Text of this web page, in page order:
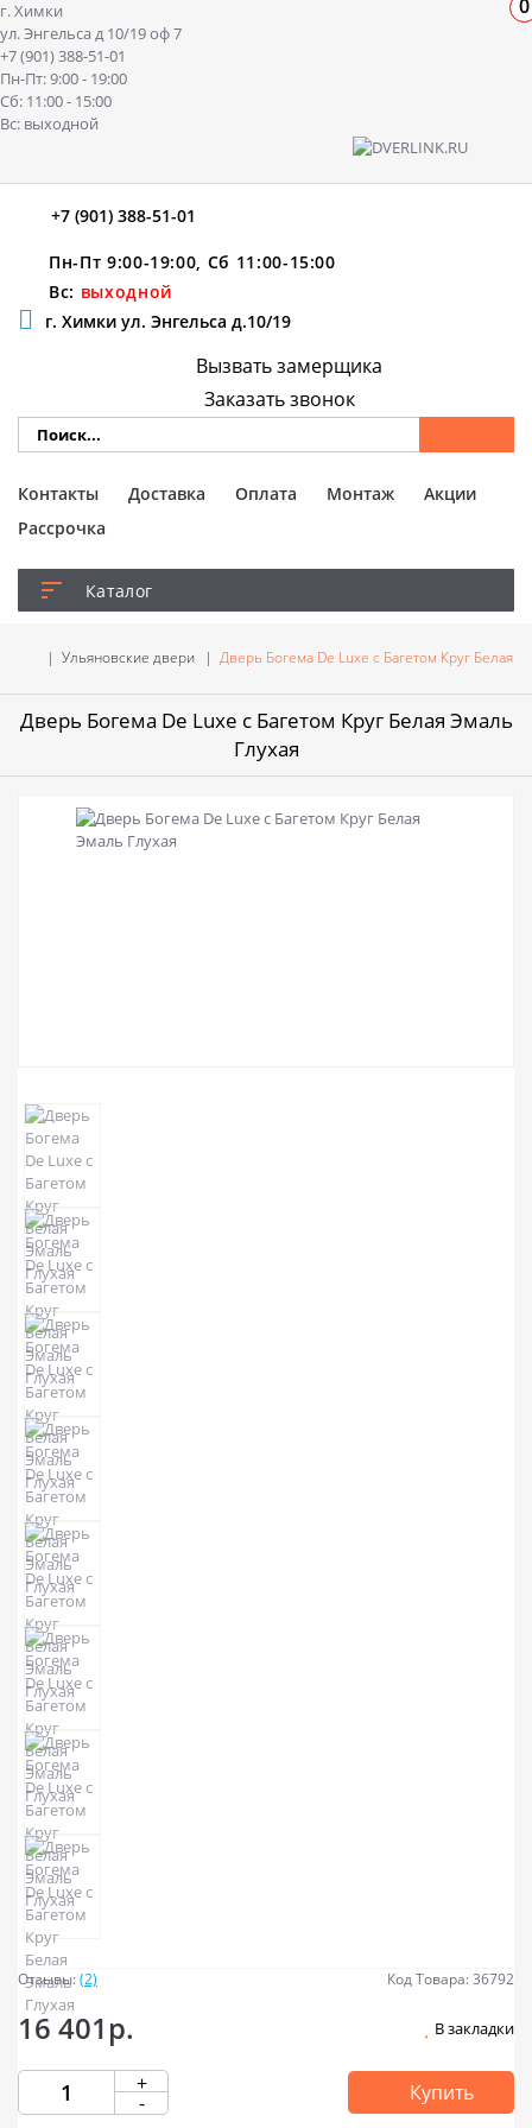
г. Химки
ул. Энгельса д 10/19 оф 7
+7 (901) 388-51-01
Пн-Пт: 9:00 - 19:00
Сб: 11:00 - 15:00
Вс: выходной
+7 (901) 388-51-01
Пн-Пт 9:00-19:00, Сб 11:00-15:00
Вс: выходной
г. Химки ул. Энгельса д.10/19
Каталог
Вызвать замерщика
Заказать звонок
Контакты Доставка Оплата Монтаж
Акции
Рассрочка
Ульяновские двери Дверь Богема De Luxe с Багетом Круг Белая
Дверь Богема De Luxe с Багетом Круг Белая Эмаль
Глухая
Отзывы:(2) Код Товара: 36792
16 401р. В закладки
+
- Купить
0